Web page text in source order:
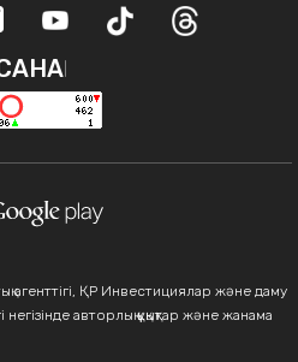
агенттігі, ҚР Инвестициялар және даму
авторлық құқықтар және жанама